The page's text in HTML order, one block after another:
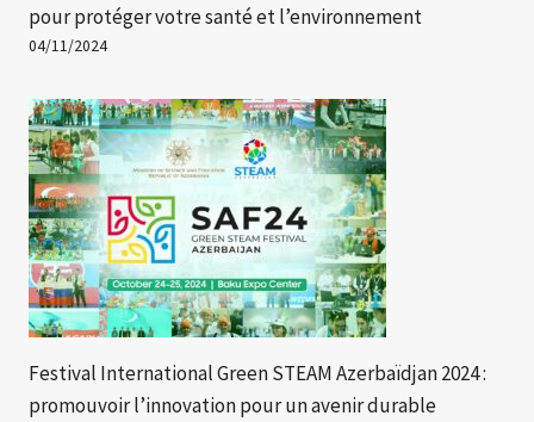
pour protéger votre santé et l’environnement
04/11/2024
Festival International Green STEAM Azerbaïdjan 2024 :
promouvoir l’innovation pour un avenir durable